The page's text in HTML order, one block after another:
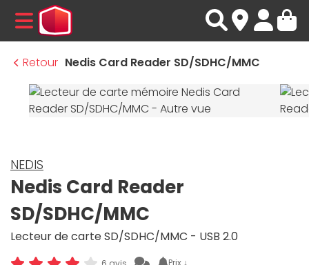
MENU
Retour Nedis Card Reader SD/SDHC/MMC
NEDIS
Nedis Card Reader
SD/SDHC/MMC
Lecteur de carte SD/SDHC/MMC - USB 2.0
Prix ↓